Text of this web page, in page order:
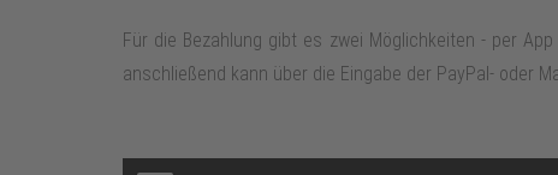
Für die Bezahlung gibt es zwei Möglichkeiten - per
anschließend kann über die Eingabe der PayPal- oder